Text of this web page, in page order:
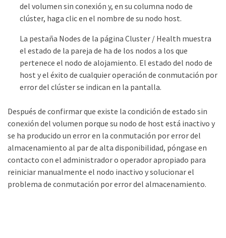
del volumen sin conexión y, en su columna nodo de
clúster, haga clic en el nombre de su nodo host.
La pestaña Nodes de la página Cluster / Health muestra
el estado de la pareja de ha de los nodos a los que
pertenece el nodo de alojamiento. El estado del nodo de
host y el éxito de cualquier operación de conmutación por
error del clúster se indican en la pantalla.
Después de confirmar que existe la condición de estado sin
conexión del volumen porque su nodo de host está inactivo y
se ha producido un error en la conmutación por error del
almacenamiento al par de alta disponibilidad, póngase en
contacto con el administrador o operador apropiado para
reiniciar manualmente el nodo inactivo y solucionar el
problema de conmutación por error del almacenamiento.